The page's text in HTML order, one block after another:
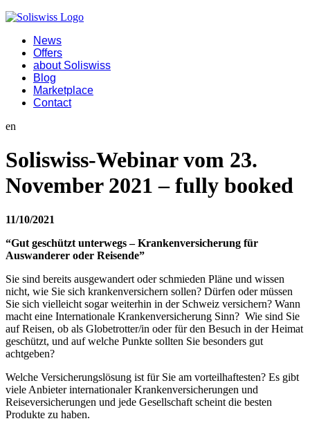
News
Offers
about Soliswiss
Blog
Marketplace
Contact
en
Soliswiss-Webinar vom 23.
November 2021 – fully booked
11/10/2021
“Gut geschützt unterwegs – Krankenversicherung für
Auswanderer oder Reisende”
Sie sind bereits ausgewandert oder schmieden Pläne und wissen
nicht, wie Sie sich krankenversichern sollen? Dürfen oder müssen
Sie sich vielleicht sogar weiterhin in der Schweiz versichern? Wann
macht eine Internationale Krankenversicherung Sinn? Wie sind Sie
auf Reisen, ob als Globetrotter/in oder für den Besuch in der Heimat
geschützt, und auf welche Punkte sollten Sie besonders gut
achtgeben?
Welche Versicherungslösung ist für Sie am vorteilhaftesten? Es gibt
viele Anbieter internationaler Krankenversicherungen und
Reiseversicherungen und jede Gesellschaft scheint die besten
Produkte zu haben.